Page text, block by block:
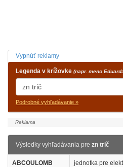
Vypnúť reklamy
Legenda v krížovke (napr. meno
Podrobné vyhľadávanie »
Výsledky vyhľadávania pre zn trič
ABCOULOMB jednotka pre